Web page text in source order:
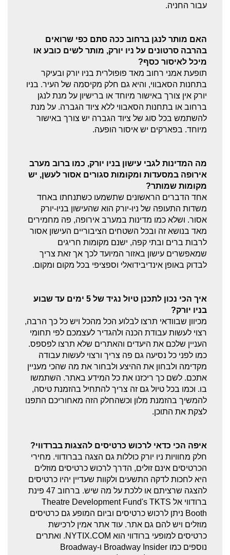
פנויים פנויות בניו יורק
ארועים בניו יורק
בניינים בניו יורק
Sitemap
צרו קשר
לוגו ניו יורק חינמי
עבור החניה.
האם מותר לנגן ברחוב ככה סתם כפי שרואים
בהרבה סרטונים על ניו יורק, מותר לשים כובע או
מיכל לאיסור כסף?
תופעת אמני רחוב מאד פופולרית בניו יורק ובעיקר
בתחנות הסאבווי, והיא גם חלק מקיסמה של העיר. בניו
יורק אין צורך באישור מיוחד או ברישיון על מנת לנגן
ברחוב או בתחנות הסאבווי ללא ציוד הגברה. על מנת
להשתמש בכל סוג של ציוד הגברה יש צורך באישור
מיוחד. בפארקים יש איסור הופעה.
מה המדינות לגבי עישון בניו יורק, כמו ברוב מערב
אירופה במסעדות ומקומות סגורים אסור לעשן, יש
מקומות שמותר?
אחד הדברים הראשונים שתשמעו כשתנחתו באחד
משדות התעופה של ניו-יורק הוא שהעישון בניו-יורק
אסור. ושלא כמו מדינות במערב אירופה, פה מחמירים
מאד בנושא זה ובכל השטחים הציבוריים העישון אסור
לרבות ברים ובתי קפה, ישנם מקומות חריגים
שמאפשרים עישון באזור המיועד לכך אך זאת צריך
לבדוק באופן אינדיבידואלי וספציפי בכל מקום ומקום.
איך הכי נכון לתכנן טיול נגיד של 5 ימים עד שבוע
בניו יורק?
מכיוון שבוודאי תרצו לבלוע הכל מהכל ויש כל כך הרבה,
רצוי לעשות עבודת הכנה ולהגדיר לעצמכם לפי תחומי
העניין שלכם את היעדים והאתרים שלא תרצו לפספס.
כמו לפני כל נסיעה גם פה צריך ורצוי לעשות עבודה
מקדימה ולבחון את ההיצע ולבחור את מה שהכי מעניין
אתכם. לשם כך ריכזנו את כל המידע באתר. השתמשו
בו. וכמו בכל טיול גם זה צריך להתחיל בהזמנת טיסה,
להמשיך בהזמנת מלון וכשהחלק הזה מאחוריכם התפנו
לצקת את התוכן.
איפה הכי כדאי לרכוש כרטיסים להצגות בברדווי?
חלק מחוויות ניו יורק כוללות גם הצגה בברודווי. מחירי
הכרטיסים אינם זולים, הדרך לרכוש כרטיסים מוזלים
היא לחכות לדקה התשעים ולקוות שעדיין יהיו כרטיסים
להצגה שרציתם או ללכת על מה שיש. ברחוב 47 פינת
ברודווי אל Theatre Development Fund's TKTS
Booth ניתן לרכוש כרטיסים וביום המופע גם כרטיסים
מוזלים ויש להם גם אתר. עוד אתר אמין לרכישת
כרטיסים למופעי ברודווי הוא NYTIX.COM. ואתרים
נוספים כמו Broadway Insider ו-Broadway